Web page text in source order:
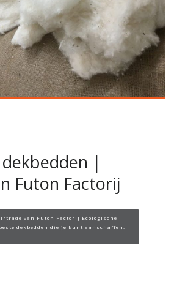
|
Futon Factorij
van Futon Factorij Ecologische
dekbedden die je kunt aanschaffen.